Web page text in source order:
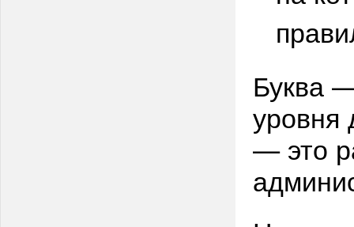
Буква
уровня
— это